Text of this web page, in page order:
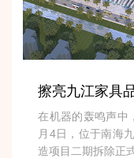
在机器的轰鸣声中
月4日，位于南海
造项目二期拆除正